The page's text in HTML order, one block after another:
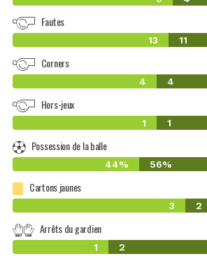
Fautes
13 11
Corners
4 4
Hors-jeux
1 1
Possession de la balle
44% 56%
Cartons jaunes
3 2
Arrêts du gardien
1 2